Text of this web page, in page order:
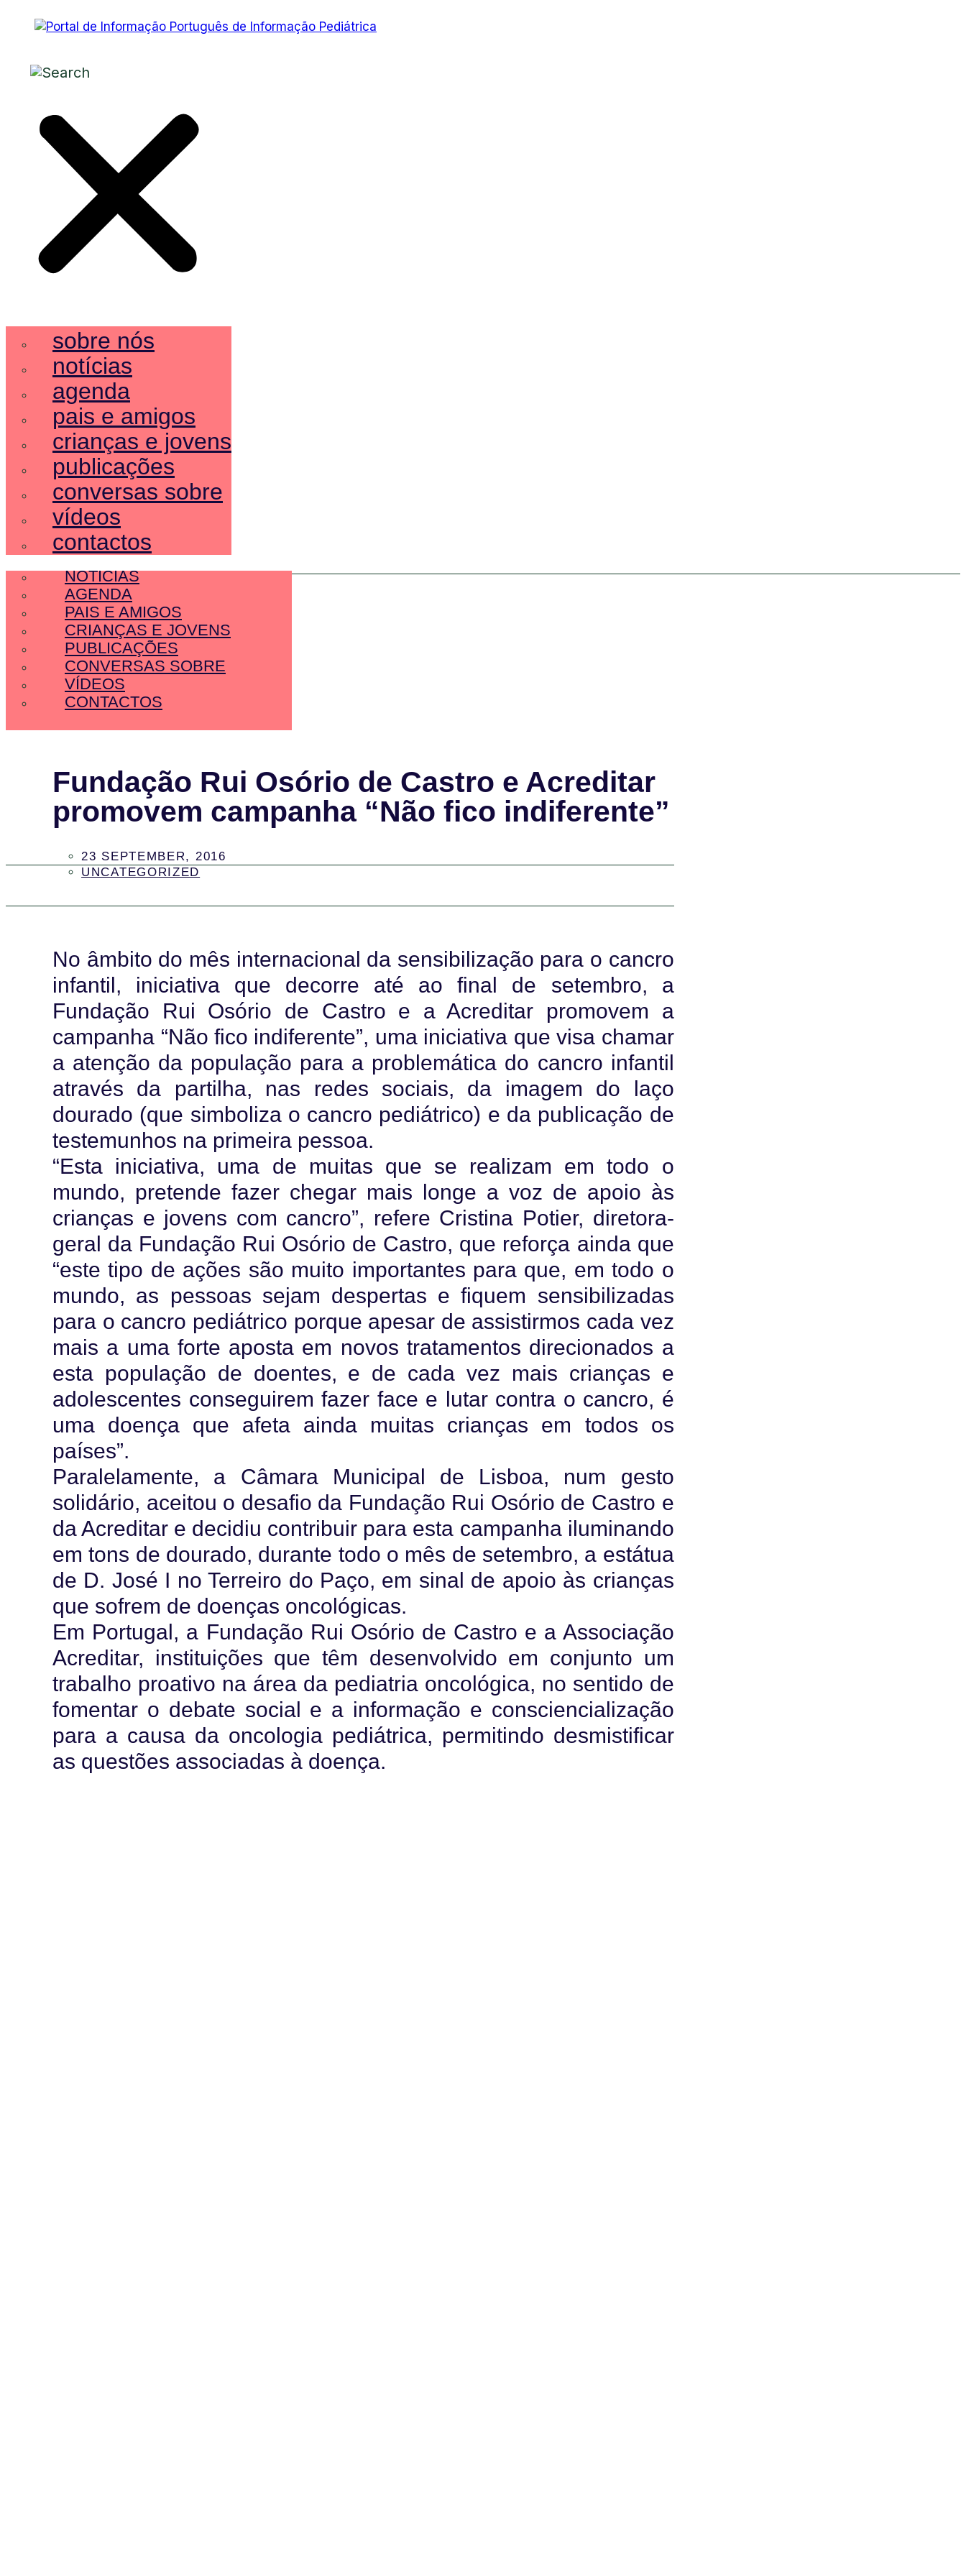
sobre nós
notícias
agenda
pais e amigos
crianças e jovens
publicações
conversas sobre
vídeos
contactos
SOBRE NÓS
NOTÍCIAS
AGENDA
PAIS E AMIGOS
CRIANÇAS E JOVENS
PUBLICAÇÕES
CONVERSAS SOBRE
VÍDEOS
CONTACTOS
Fundação Rui Osório de Castro e Acreditar
promovem campanha “Não fico indiferente”
23 SEPTEMBER, 2016
UNCATEGORIZED
No âmbito do mês internacional da sensibilização para o cancro
infantil, iniciativa que decorre até ao final de setembro, a
Fundação Rui Osório de Castro e a Acreditar promovem a
campanha “Não fico indiferente”, uma iniciativa que visa chamar
a atenção da população para a problemática do cancro infantil
através da partilha, nas redes sociais, da imagem do laço
dourado (que simboliza o cancro pediátrico) e da publicação de
testemunhos na primeira pessoa.
“Esta iniciativa, uma de muitas que se realizam em todo o
mundo, pretende fazer chegar mais longe a voz de apoio às
crianças e jovens com cancro”, refere Cristina Potier, diretora-
geral da Fundação Rui Osório de Castro, que reforça ainda que
“este tipo de ações são muito importantes para que, em todo o
mundo, as pessoas sejam despertas e fiquem sensibilizadas
para o cancro pediátrico porque apesar de assistirmos cada vez
mais a uma forte aposta em novos tratamentos direcionados a
esta população de doentes, e de cada vez mais crianças e
adolescentes conseguirem fazer face e lutar contra o cancro, é
uma doença que afeta ainda muitas crianças em todos os
países”.
Paralelamente, a Câmara Municipal de Lisboa, num gesto
solidário, aceitou o desafio da Fundação Rui Osório de Castro e
da Acreditar e decidiu contribuir para esta campanha iluminando
em tons de dourado, durante todo o mês de setembro, a estátua
de D. José I no Terreiro do Paço, em sinal de apoio às crianças
que sofrem de doenças oncológicas.
Em Portugal, a Fundação Rui Osório de Castro e a Associação
Acreditar, instituições que têm desenvolvido em conjunto um
trabalho proativo na área da pediatria oncológica, no sentido de
fomentar o debate social e a informação e consciencialização
para a causa da oncologia pediátrica, permitindo desmistificar
as questões associadas à doença.